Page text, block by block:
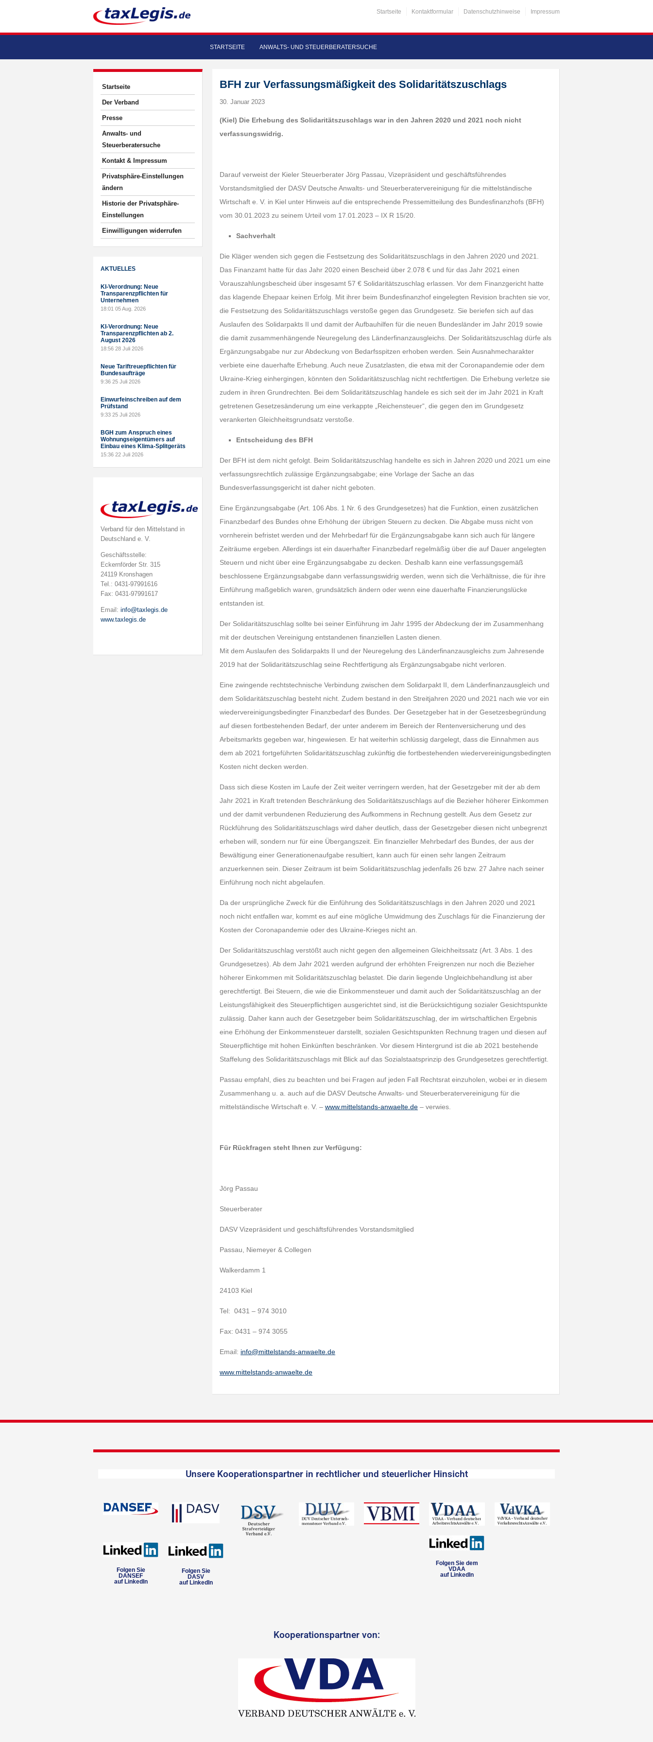
Startseite Kontaktformular Datenschutzhinweise Impressum
STARTSEITE ANWALTS- UND STEUERBERATERSUCHE
Startseite
Der Verband
Presse
Anwalts- und
Steuerberatersuche
Kontakt & Impressum
Privatsphäre-Einstellungen
ändern
Historie der Privatsphäre-
Einstellungen
Einwilligungen widerrufen
AKTUELLES
KI-Verordnung: Neue
Transparenzpflichten für
Unternehmen
18:01 05 Aug. 2026
KI-Verordnung: Neue
Transparenzpflichten ab 2.
August 2026
18:56 28 Juli 2026
Neue Tariftreuepflichten für
Bundesaufträge
9:36 25 Juli 2026
Einwurfeinschreiben auf dem
Prüfstand
9:33 25 Juli 2026
BGH zum Anspruch eines
Wohnungseigentümers auf
Einbau eines Klima-Splitgeräts
15:36 22 Juli 2026
Verband für den Mittelstand in
Deutschland e. V.
Geschäftsstelle:
Eckernförder Str. 315
24119 Kronshagen
Tel.: 0431-97991616
Fax: 0431-97991617
Email: info@taxlegis.de
www.taxlegis.de
BFH zur Verfassungsmäßigkeit des Solidaritätszuschlags
30. Januar 2023
(Kiel) Die Erhebung des Solidaritätszuschlags war in den Jahren 2020 und 2021 noch nicht
verfassungswidrig.
Darauf verweist der Kieler Steuerberater Jörg Passau, Vizepräsident und geschäftsführendes
Vorstandsmitglied der DASV Deutsche Anwalts- und Steuerberatervereinigung für die mittelständische
Wirtschaft e. V. in Kiel unter Hinweis auf die entsprechende Pressemitteilung des Bundesfinanzhofs (BFH)
vom 30.01.2023 zu seinem Urteil vom 17.01.2023 – IX R 15/20.
Sachverhalt
Die Kläger wenden sich gegen die Festsetzung des Solidaritätszuschlags in den Jahren 2020 und 2021.
Das Finanzamt hatte für das Jahr 2020 einen Bescheid über 2.078 € und für das Jahr 2021 einen
Vorauszahlungsbescheid über insgesamt 57 € Solidaritätszuschlag erlassen. Vor dem Finanzgericht hatte
das klagende Ehepaar keinen Erfolg. Mit ihrer beim Bundesfinanzhof eingelegten Revision brachten sie vor,
die Festsetzung des Solidaritätszuschlags verstoße gegen das Grundgesetz. Sie beriefen sich auf das
Auslaufen des Solidarpakts II und damit der Aufbauhilfen für die neuen Bundesländer im Jahr 2019 sowie
die damit zusammenhängende Neuregelung des Länderfinanzausgleichs. Der Solidaritätszuschlag dürfe als
Ergänzungsabgabe nur zur Abdeckung von Bedarfsspitzen erhoben werden. Sein Ausnahmecharakter
verbiete eine dauerhafte Erhebung. Auch neue Zusatzlasten, die etwa mit der Coronapandemie oder dem
Ukraine-Krieg einhergingen, könnten den Solidaritätszuschlag nicht rechtfertigen. Die Erhebung verletze sie
zudem in ihren Grundrechten. Bei dem Solidaritätszuschlag handele es sich seit der im Jahr 2021 in Kraft
getretenen Gesetzesänderung um eine verkappte „Reichensteuer“, die gegen den im Grundgesetz
verankerten Gleichheitsgrundsatz verstoße.
Entscheidung des BFH
Der BFH ist dem nicht gefolgt. Beim Solidaritätszuschlag handelte es sich in Jahren 2020 und 2021 um eine
verfassungsrechtlich zulässige Ergänzungsabgabe; eine Vorlage der Sache an das
Bundesverfassungsgericht ist daher nicht geboten.
Eine Ergänzungsabgabe (Art. 106 Abs. 1 Nr. 6 des Grundgesetzes) hat die Funktion, einen zusätzlichen
Finanzbedarf des Bundes ohne Erhöhung der übrigen Steuern zu decken. Die Abgabe muss nicht von
vornherein befristet werden und der Mehrbedarf für die Ergänzungsabgabe kann sich auch für längere
Zeiträume ergeben. Allerdings ist ein dauerhafter Finanzbedarf regelmäßig über die auf Dauer angelegten
Steuern und nicht über eine Ergänzungsabgabe zu decken. Deshalb kann eine verfassungsgemäß
beschlossene Ergänzungsabgabe dann verfassungswidrig werden, wenn sich die Verhältnisse, die für ihre
Einführung maßgeblich waren, grundsätzlich ändern oder wenn eine dauerhafte Finanzierungslücke
entstanden ist.
Der Solidaritätszuschlag sollte bei seiner Einführung im Jahr 1995 der Abdeckung der im Zusammenhang
mit der deutschen Vereinigung entstandenen finanziellen Lasten dienen.
Mit dem Auslaufen des Solidarpakts II und der Neuregelung des Länderfinanzausgleichs zum Jahresende
2019 hat der Solidaritätszuschlag seine Rechtfertigung als Ergänzungsabgabe nicht verloren.
Eine zwingende rechtstechnische Verbindung zwischen dem Solidarpakt II, dem Länderfinanzausgleich und
dem Solidaritätszuschlag besteht nicht. Zudem bestand in den Streitjahren 2020 und 2021 nach wie vor ein
wiedervereinigungsbedingter Finanzbedarf des Bundes. Der Gesetzgeber hat in der Gesetzesbegründung
auf diesen fortbestehenden Bedarf, der unter anderem im Bereich der Rentenversicherung und des
Arbeitsmarkts gegeben war, hingewiesen. Er hat weiterhin schlüssig dargelegt, dass die Einnahmen aus
dem ab 2021 fortgeführten Solidaritätszuschlag zukünftig die fortbestehenden wiedervereinigungsbedingten
Kosten nicht decken werden.
Dass sich diese Kosten im Laufe der Zeit weiter verringern werden, hat der Gesetzgeber mit der ab dem
Jahr 2021 in Kraft tretenden Beschränkung des Solidaritätszuschlags auf die Bezieher höherer Einkommen
und der damit verbundenen Reduzierung des Aufkommens in Rechnung gestellt. Aus dem Gesetz zur
Rückführung des Solidaritätszuschlags wird daher deutlich, dass der Gesetzgeber diesen nicht unbegrenzt
erheben will, sondern nur für eine Übergangszeit. Ein finanzieller Mehrbedarf des Bundes, der aus der
Bewältigung einer Generationenaufgabe resultiert, kann auch für einen sehr langen Zeitraum
anzuerkennen sein. Dieser Zeitraum ist beim Solidaritätszuschlag jedenfalls 26 bzw. 27 Jahre nach seiner
Einführung noch nicht abgelaufen.
Da der ursprüngliche Zweck für die Einführung des Solidaritätszuschlags in den Jahren 2020 und 2021
noch nicht entfallen war, kommt es auf eine mögliche Umwidmung des Zuschlags für die Finanzierung der
Kosten der Coronapandemie oder des Ukraine-Krieges nicht an.
Der Solidaritätszuschlag verstößt auch nicht gegen den allgemeinen Gleichheitssatz (Art. 3 Abs. 1 des
Grundgesetzes). Ab dem Jahr 2021 werden aufgrund der erhöhten Freigrenzen nur noch die Bezieher
höherer Einkommen mit Solidaritätszuschlag belastet. Die darin liegende Ungleichbehandlung ist aber
gerechtfertigt. Bei Steuern, die wie die Einkommensteuer und damit auch der Solidaritätszuschlag an der
Leistungsfähigkeit des Steuerpflichtigen ausgerichtet sind, ist die Berücksichtigung sozialer Gesichtspunkte
zulässig. Daher kann auch der Gesetzgeber beim Solidaritätszuschlag, der im wirtschaftlichen Ergebnis
eine Erhöhung der Einkommensteuer darstellt, sozialen Gesichtspunkten Rechnung tragen und diesen auf
Steuerpflichtige mit hohen Einkünften beschränken. Vor diesem Hintergrund ist die ab 2021 bestehende
Staffelung des Solidaritätszuschlags mit Blick auf das Sozialstaatsprinzip des Grundgesetzes gerechtfertigt.
Passau empfahl, dies zu beachten und bei Fragen auf jeden Fall Rechtsrat einzuholen, wobei er in diesem
Zusammenhang u. a. auch auf die DASV Deutsche Anwalts- und Steuerberatervereinigung für die
mittelständische Wirtschaft e. V. –www.mittelstands-anwaelte.de – verwies.
Für Rückfragen steht Ihnen zur Verfügung:
Jörg Passau
Steuerberater
DASV Vizepräsident und geschäftsführendes Vorstandsmitglied
Passau, Niemeyer & Collegen
Walkerdamm 1
24103 Kiel
Tel: 0431 – 974 3010
Fax: 0431 – 974 3055
Email: info@mittelstands-anwaelte.de
www.mittelstands-anwaelte.de
Unsere Kooperationspartner in rechtlicher und steuerlicher Hinsicht
Folgen Sie
DANSEF
auf LinkedIn
Folgen Sie
DASV
auf LinkedIn
Folgen Sie dem
VDAA
auf LinkedIn
Kooperationspartner von: